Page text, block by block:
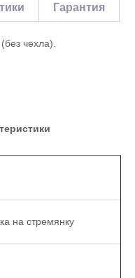
Гарантия
чехла).
на стремянку